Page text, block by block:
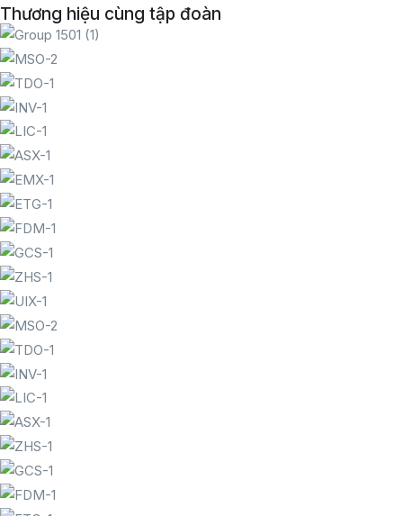
Thương hiệu cùng tập đoàn